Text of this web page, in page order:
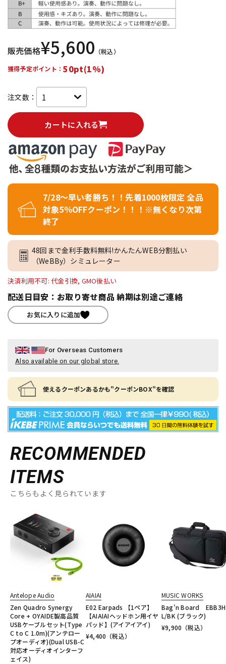
販売価格¥5,600 （税込）
獲得予定ポイント： 50pt(1%)
注文数：
カートに入れる
7/28～早い者勝ち！！先着1000枚限定 全品
対象5％OFFクーポン！！！※無くなり次第
終了
48回まで金利手数料無料!かんたんWEB分割払い
（WeBBy）シミュレーター
決済利用不可: 代金引換, GMO後払い
配送日目安：お取り寄せ商品 納期は別途ご連絡
お気に入りに追加
For Overseas Customers
Also available on our global store.
使えるクーポンあるかも"クーポンBOX"を確認
RECOMMENDED
ITEMS
こちらもよく見られています
Antelope Audio
Zen Quadro Synergy
Core + OYAIDE製高品質
USBケーブルセット(Type
C to C 1.0m)(アンテロー
プオーディオ)(Dual USB-C
対応オーディオインターフ
ェイス)
AIAIAI
E02 Earpads 【1ペア】
【AIAIAIヘッドホン用イヤ
パッド】(アイアイアイ)
¥4,400 （税込）
MUSIC WORKS
Bag'n Board
L/BK (ブラック)
¥9,900 （税込）